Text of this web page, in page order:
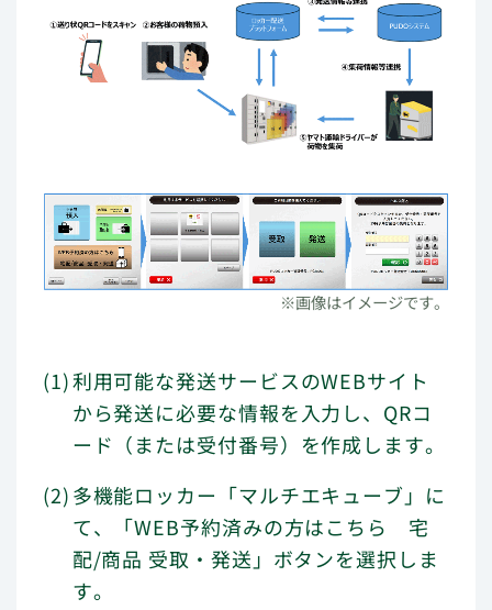
※画像はイメージです。
利用可能な発送サービスのWEBサイト
から発送に必要な情報を入力し、QRコ
ード（または受付番号）を作成します。
多機能ロッカー「マルチエキューブ」に
て、「WEB予約済みの方はこちら 宅
配/商品 受取・発送」ボタンを選択しま
す。